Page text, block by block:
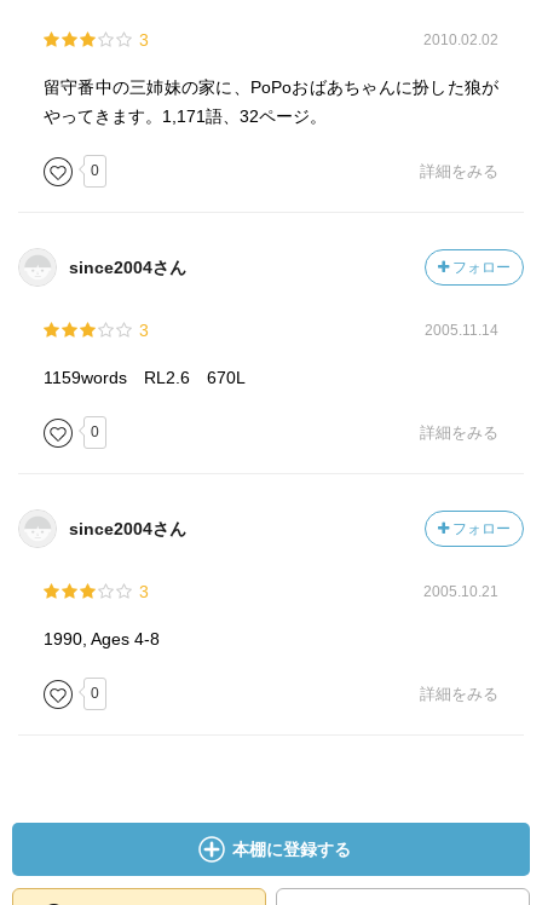
3 2010.02.02
留守番中の三姉妹の家に、PoPoおばあちゃんに扮した狼が
やってきます。1,171語、32ページ。
0 詳細をみる
since2004さん フォロー
3 2005.11.14
1159words RL2.6 670L
0 詳細をみる
since2004さん フォロー
3 2005.10.21
1990, Ages 4-8
0 詳細をみる
本棚に登録する